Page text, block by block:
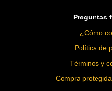
Preguntas
¿Cómo
Política de
Términos y
Compra